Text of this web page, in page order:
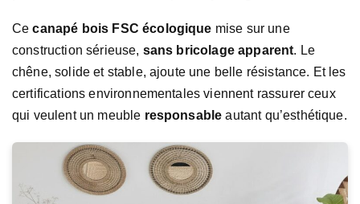
Cecanapé bois FSC écologique mise sur une
construction sérieuse, sans bricolage apparent. Le
chêne, solide et stable, ajoute une belle résistance. Et les
certifications environnementales viennent rassurer ceux
qui veulent un meuble responsable autant qu’esthétique.